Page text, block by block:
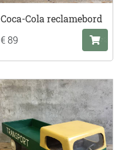
Coca-Cola reclamebord
€ 89